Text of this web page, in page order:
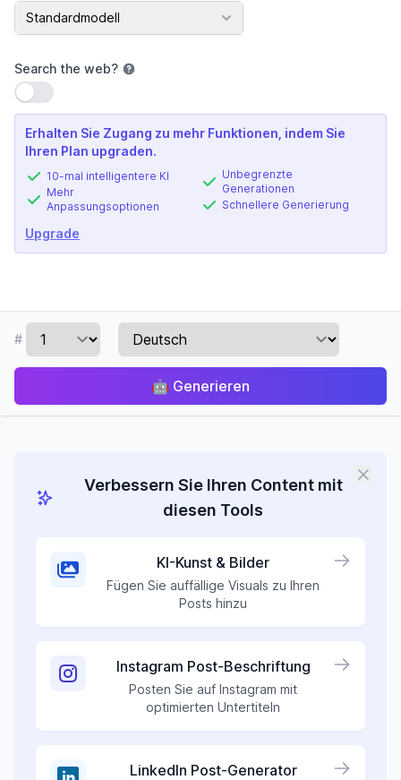
KI-Modell
Standardmodell
Search the web?
Einstellung verwenden
Erhalten Sie Zugang zu mehr Funktionen, indem Sie
Ihren Plan upgraden.
10-mal intelligentere KI
Mehr
Anpassungsoptionen
Unbegrenzte
Generationen
Schnellere Generierung
Upgrade
#
🤖 Generieren
Verbessern Sie Ihren Content mit
diesen Tools
KI-Kunst & Bilder
Fügen Sie auffällige Visuals zu Ihren
Posts hinzu
Instagram Post-Beschriftung
Posten Sie auf Instagram mit
optimierten Untertiteln
LinkedIn Post-Generator